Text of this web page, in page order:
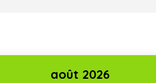
août 2026